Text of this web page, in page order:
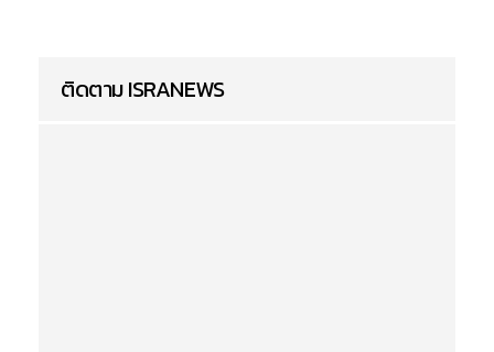
ติดตาม ISRANEWS